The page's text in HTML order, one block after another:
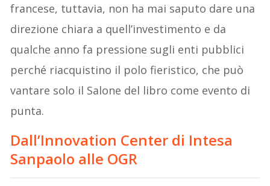
francese, tuttavia, non ha mai saputo dare una
direzione chiara a quell’investimento e da
qualche anno fa pressione sugli enti pubblici
perché riacquistino il polo fieristico, che può
vantare solo il Salone del libro come evento di
punta.
Dall’Innovation Center di Intesa
Sanpaolo alle OGR